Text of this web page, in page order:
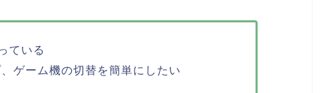
ている
ゲーム機の切替を簡単にしたい